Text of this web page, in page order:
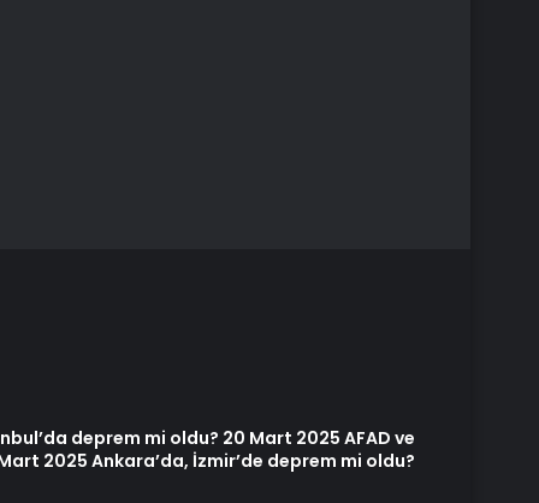
deprem mi oldu? 20 Mart 2025 AFAD ve
2025 Ankara’da, İzmir’de deprem mi oldu?